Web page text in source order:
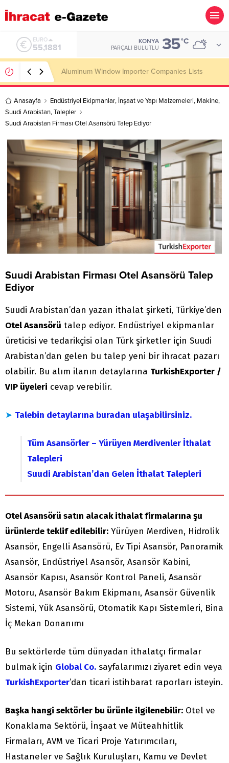
ALTIN
6.660,55
KONYA
PARÇALI BULUTLU 35°C
Wooden Pallet Importer Companies Lists
Anasayfa Endüstriyel Ekipmanlar, İnşaat ve Yapı Malzemeleri, Makine,
Suudi Arabistan,Talepler
Suudi Arabistan Firması Otel Asansörü Talep Ediyor
Suudi Arabistan Firması Otel Asansörü Talep
Ediyor
Suudi Arabistan’dan yazan ithalat şirketi, Türkiye’den
Otel Asansörü talep ediyor. Endüstriyel ekipmanlar
üreticisi ve tedarikçisi olan Türk şirketler için Suudi
Arabistan’dan gelen bu talep yeni bir ihracat pazarı
olabilir. Bu alım ilanın detaylarına TurkishExporter /
VIP üyeleri cevap verebilir.
➤ Talebin detaylarına buradan ulaşabilirsiniz.
Tüm Asansörler – Yürüyen Merdivenler İthalat
Talepleri
Suudi Arabistan’dan Gelen İthalat Talepleri
Otel Asansörü satın alacak ithalat firmalarına şu
ürünlerde teklif edilebilir: Yürüyen Merdiven, Hidrolik
Asansör, Engelli Asansörü, Ev Tipi Asansör, Panoramik
Asansör, Endüstriyel Asansör, Asansör Kabini,
Asansör Kapısı, Asansör Kontrol Paneli, Asansör
Motoru, Asansör Bakım Ekipmanı, Asansör Güvenlik
Sistemi, Yük Asansörü, Otomatik Kapı Sistemleri, Bina
İç Mekan Donanımı
Bu sektörlerde tüm dünyadan ithalatçı firmalar
bulmak için Global Co. sayfalarımızı ziyaret edin veya
TurkishExporter’dan ticari istihbarat raporları isteyin.
Başka hangi sektörler bu ürünle ilgilenebilir: Otel ve
Konaklama Sektörü, İnşaat ve Müteahhitlik
Firmaları, AVM ve Ticari Proje Yatırımcıları,
Hastaneler ve Sağlık Kuruluşları, Kamu ve Devlet